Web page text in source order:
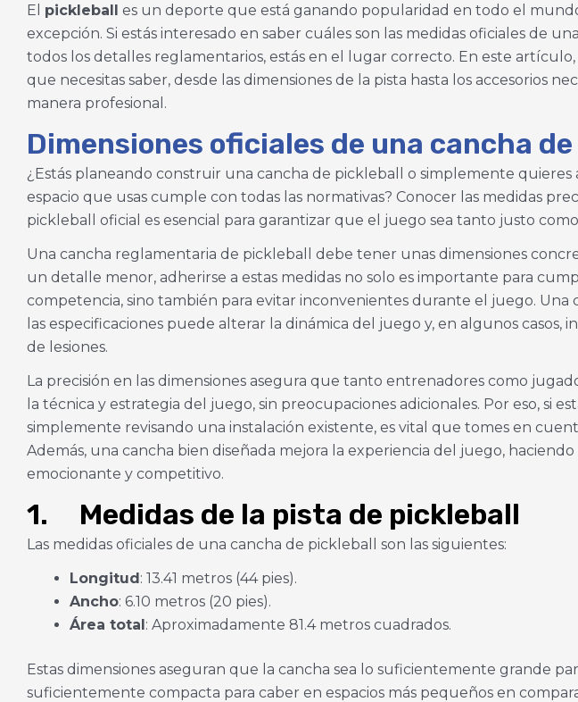
El pickleball es un deporte que está ganando popularidad en todo el
excepción. Si estás interesado en saber cuáles son las medidas oficiales de
todos los detalles reglamentarios, estás en el lugar correcto. En este
que necesitas saber, desde las dimensiones de la pista hasta los accesorios
manera profesional.
Dimensiones oficiales de una cancha
¿Estás planeando construir una cancha de pickleball o simplemente quieres
espacio que usas cumple con todas las normativas? Conocer las medidas
pickleball oficial es esencial para garantizar que el juego sea tanto justo
Una cancha reglamentaria de pickleball debe tener unas dimensiones
un detalle menor, adherirse a estas medidas no solo es importante para
competencia, sino también para evitar inconvenientes durante el juego. Una
las especificaciones puede alterar la dinámica del juego y, en algunos casos,
de lesiones.
La precisión en las dimensiones asegura que tanto entrenadores como
la técnica y estrategia del juego, sin preocupaciones adicionales. Por eso, si
simplemente revisando una instalación existente, es vital que tomes en
Además, una cancha bien diseñada mejora la experiencia del juego,
emocionante y competitivo.
1. Medidas de la pista de pickleball
Las medidas oficiales de una cancha de pickleball son las siguientes:
Longitud: 13.41 metros (44 pies).
Ancho: 6.10 metros (20 pies).
Área total: Aproximadamente 81.4 metros cuadrados.
Estas dimensiones aseguran que la cancha sea lo suficientemente grande
suficientemente compacta para caber en espacios más pequeños en